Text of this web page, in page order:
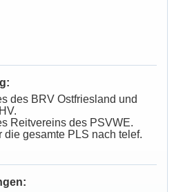
des BRV Ostfriesland und
Reitvereins des PSVWE.
gesamte PLS nach telef.